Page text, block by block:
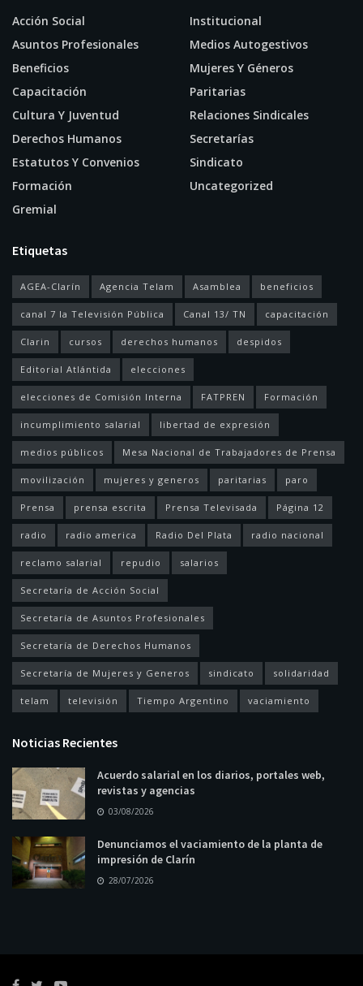
Acción Social
Asuntos Profesionales
Beneficios
Capacitación
Cultura Y Juventud
Derechos Humanos
Estatutos Y Convenios
Formación
Gremial
Institucional
Medios Autogestivos
Mujeres Y Géneros
Paritarias
Relaciones Sindicales
Secretarías
Sindicato
Uncategorized
Etiquetas
AGEA-Clarín Agencia Telam Asamblea beneficios
canal 7 la Televisión Pública Canal 13/ TN capacitación
Clarin cursos derechos humanos despidos
Editorial Atlántida elecciones
elecciones de Comisión Interna FATPREN Formación
incumplimiento salarial libertad de expresión
medios públicos Mesa Nacional de Trabajadores de Prensa
movilización mujeres y generos paritarias paro
Prensa prensa escrita Prensa Televisada Página 12
radio radio america Radio Del Plata radio nacional
reclamo salarial repudio salarios
Secretaría de Acción Social
Secretaría de Asuntos Profesionales
Secretaría de Derechos Humanos
Secretaría de Mujeres y Generos sindicato solidaridad
telam televisión Tiempo Argentino vaciamiento
Noticias Recientes
Acuerdo salarial en los diarios, portales web,
revistas y agencias
03/08/2026
Denunciamos el vaciamiento de la planta de
impresión de Clarín
28/07/2026